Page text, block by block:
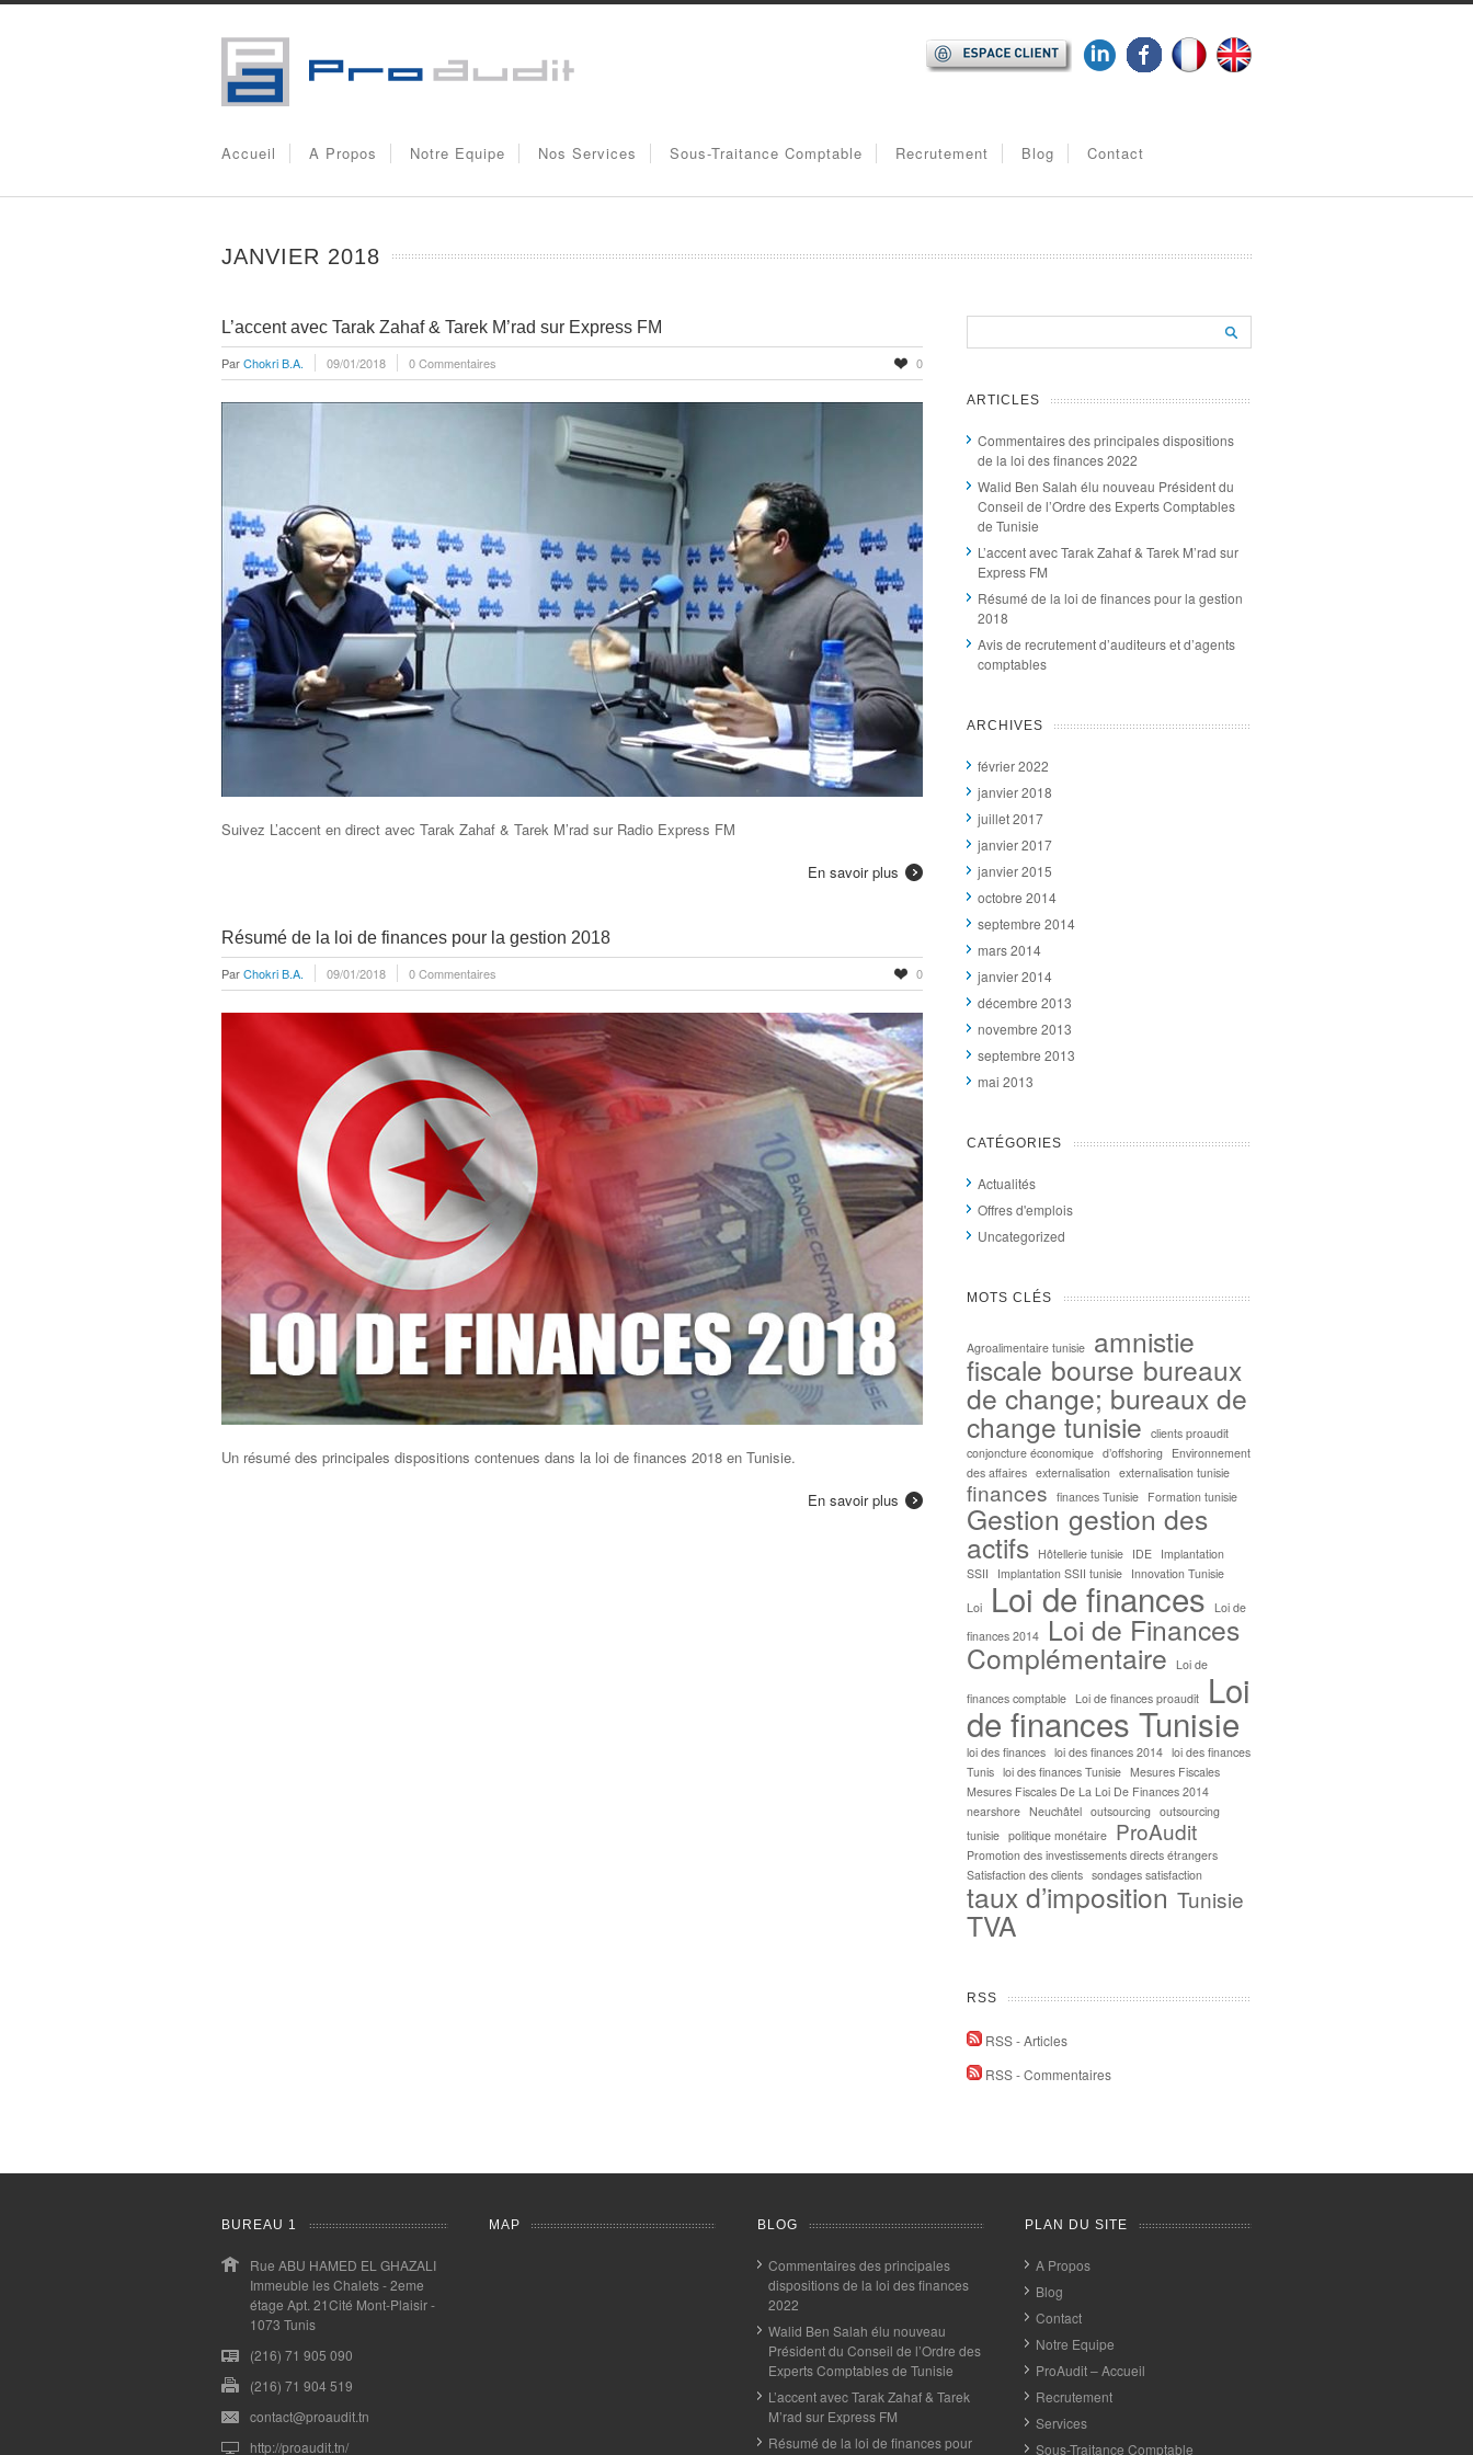
Accueil A Propos Notre Equipe Nos Services Sous-Traitance Comptable Recrutement Blog Contact
JANVIER 2018
L’accent avec Tarak Zahaf & Tarek M’rad sur Express FM
ParChokri B.A. 09/01/2018 0 Commentaires 0
Suivez L’accent en direct avec Tarak Zahaf & Tarek M’rad sur Radio Express FM
En savoir plus
Résumé de la loi de finances pour la gestion 2018
ParChokri B.A. 09/01/2018 0 Commentaires 0
Un résumé des principales dispositions contenues dans la loi de finances 2018 en Tunisie.
En savoir plus
ARTICLES
Commentaires des principales dispositions
de la loi des finances 2022
Walid Ben Salah élu nouveau Président du
Conseil de l’Ordre des Experts Comptables
de Tunisie
L’accent avec Tarak Zahaf & Tarek M’rad sur
Express FM
Résumé de la loi de finances pour la gestion
2018
Avis de recrutement d’auditeurs et d’agents
comptables
ARCHIVES
février 2022
janvier 2018
juillet 2017
janvier 2017
janvier 2015
octobre 2014
septembre 2014
mars 2014
janvier 2014
décembre 2013
novembre 2013
septembre 2013
mai 2013
CATÉGORIES
Actualités
Offres d'emplois
Uncategorized
MOTS CLÉS
Agroalimentaire tunisie amnistie
fiscale bourse bureaux
de change; bureaux de
change tunisie clients proaudit
conjoncture économique d’offshoring Environnement
des affaires externalisation externalisation tunisie
finances finances Tunisie Formation tunisie
Gestion gestion des
actifs Hôtellerie tunisie IDE Implantation
SSII
Implantation SSII tunisie Innovation Tunisie
Loi Loi de finances Loi de
finances 2014
Loi de Finances
Complémentaire Loi de
finances comptable Loi de finances proaudit Loi
de finances Tunisie
loi des finances loi des finances 2014 loi des finances
Tunis loi des finances Tunisie Mesures Fiscales
Mesures Fiscales De La Loi De Finances 2014
nearshore Neuchâtel outsourcing outsourcing
tunisie politique monétaire ProAudit
Promotion des investissements directs étrangers
Satisfaction des clients sondages satisfaction
taux d’imposition Tunisie
TVA
RSS
RSS - Articles
RSS - Commentaires
BUREAU 1
Rue ABU HAMED EL GHAZALI
Immeuble les Chalets - 2eme
étage Apt. 21Cité Mont-Plaisir -
1073 Tunis
(216) 71 905 090
(216) 71 904 519
contact@proaudit.tn
http://proaudit.tn/
MAP BLOG
Commentaires des principales
dispositions de la loi des finances
2022
Walid Ben Salah élu nouveau
Président du Conseil de l’Ordre des
Experts Comptables de Tunisie
L’accent avec Tarak Zahaf & Tarek
M’rad sur Express FM
Résumé de la loi de finances pour
PLAN DU SITE
A Propos
Blog
Contact
Notre Equipe
ProAudit – Accueil
Recrutement
Services
Sous-Traitance Comptable